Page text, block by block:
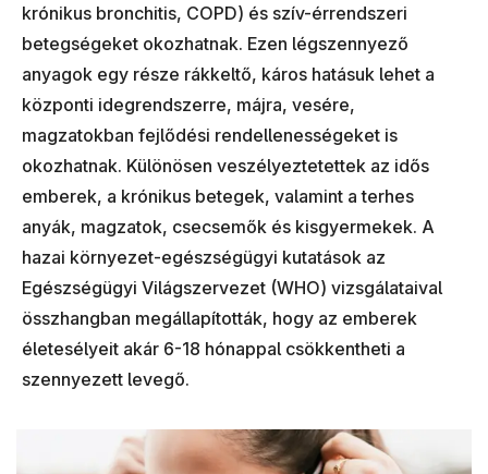
krónikus bronchitis, COPD) és szív-érrendszeri
betegségeket okozhatnak. Ezen légszennyező
anyagok egy része rákkeltő, káros hatásuk lehet a
központi idegrendszerre, májra, vesére,
magzatokban fejlődési rendellenességeket is
okozhatnak. Különösen veszélyeztetettek az idős
emberek, a krónikus betegek, valamint a terhes
anyák, magzatok, csecsemők és kisgyermekek. A
hazai környezet-egészségügyi kutatások az
Egészségügyi Világszervezet (WHO) vizsgálataival
összhangban megállapították, hogy az emberek
életesélyeit akár 6-18 hónappal csökkentheti a
szennyezett levegő.